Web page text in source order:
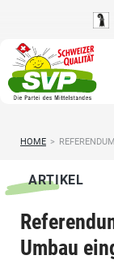
HOME >
ARTIKEL
Umbau